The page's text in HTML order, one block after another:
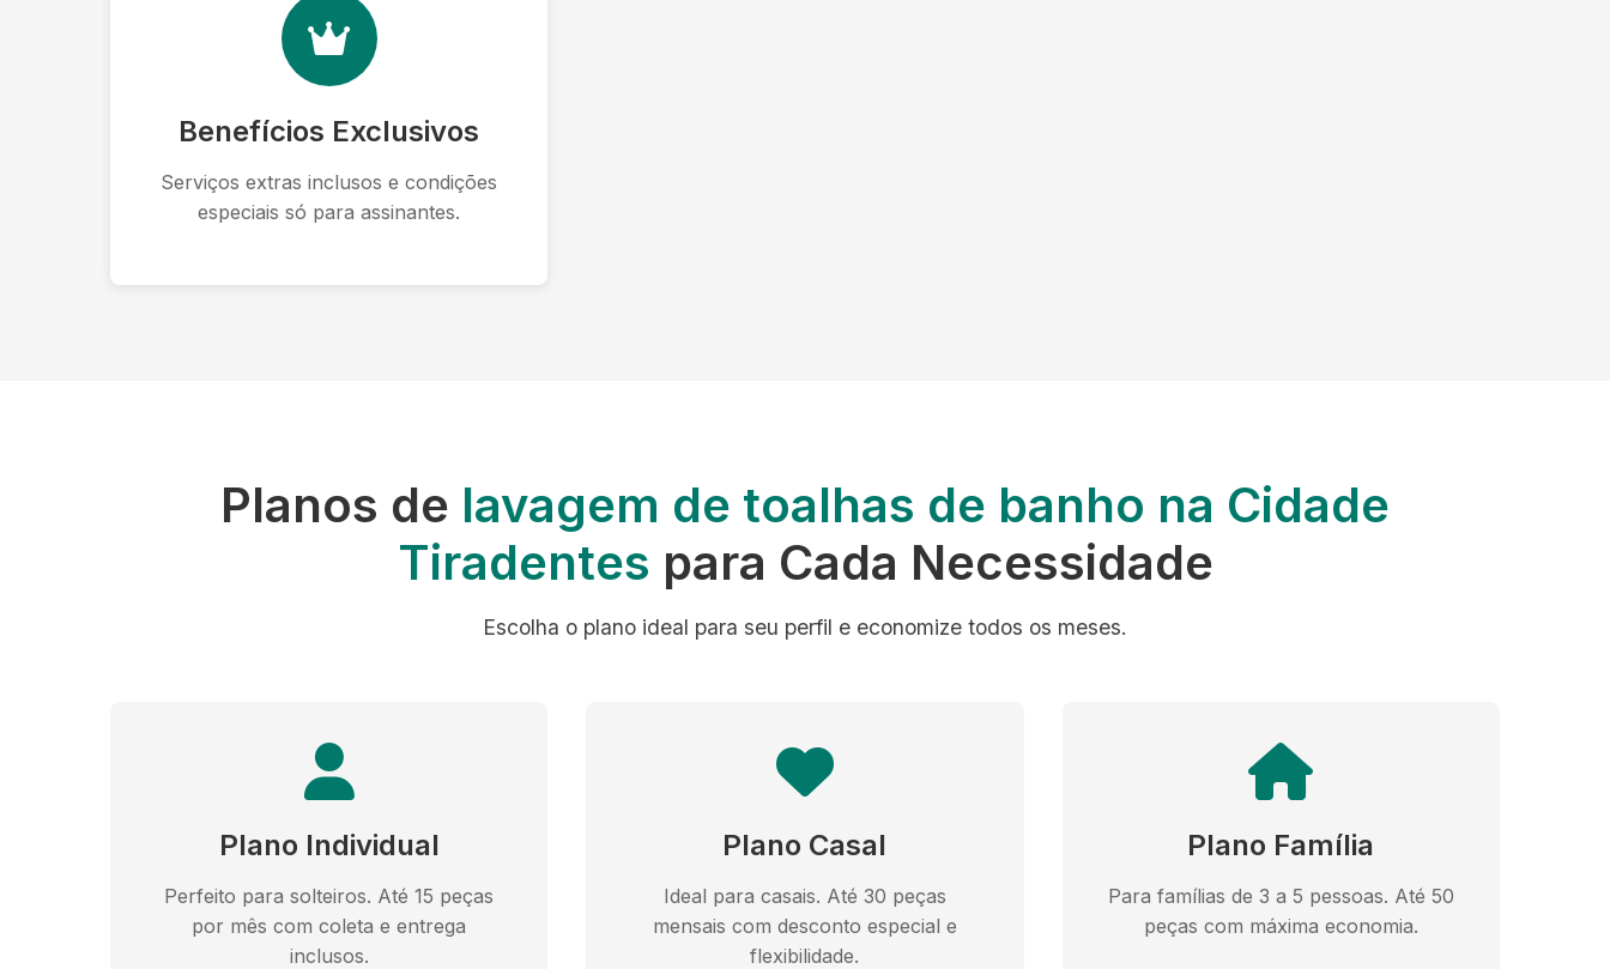
Benefícios Exclusivos
Serviços extras inclusos e condições
especiais só para assinantes.
Planos de lavagem de toalhas de banho na Cidade
Tiradentes para Cada Necessidade
Escolha o plano ideal para seu perfil e economize todos os meses.
Plano Individual
Perfeito para solteiros. Até 15 peças
por mês com coleta e entrega
inclusos.
Plano Casal
Ideal para casais. Até 30 peças
mensais com desconto especial e
flexibilidade.
Plano Família
Para famílias de 3 a 5 pessoas. Até 50
peças com máxima economia.